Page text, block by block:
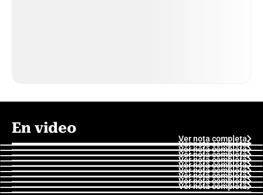
En video
Ver nota completa
Ver nota completa
Ver nota completa
Ver nota completa
Ver nota completa
Ver nota completa
Ver nota completa
Ver nota completa
Ver nota completa
Ver nota completa